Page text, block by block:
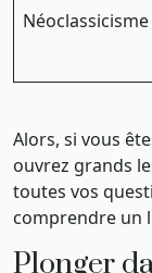
Néoclassicisme
Alors, si vous
ouvrez grands
toutes vos
comprendre un
Plonger